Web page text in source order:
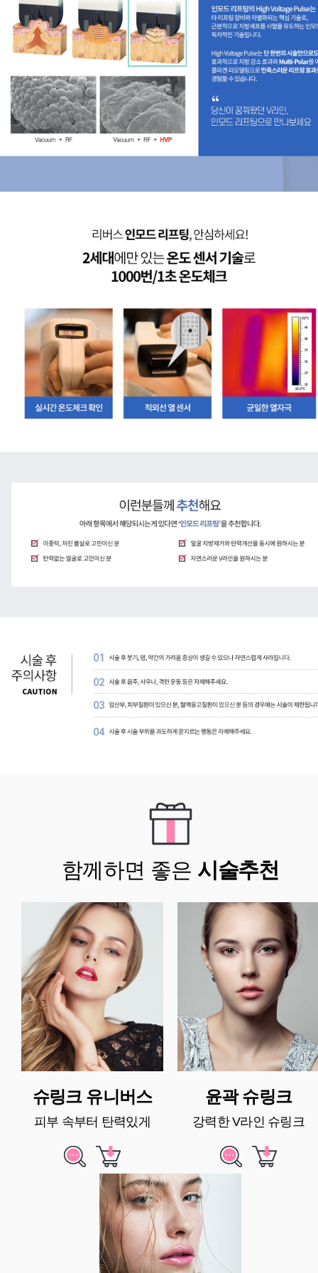
함께하면 좋은 시술추천
슈링크 유니버스
피부 속부터 탄력있게
윤곽 슈링크
강력한 V라인 슈링크